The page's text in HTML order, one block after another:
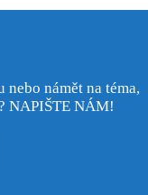
námět na téma,
NAPIŠTE NÁM!